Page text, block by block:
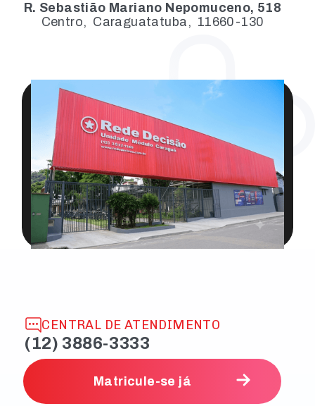
R. Sebastião Mariano Nepomuceno, 518
Centro, Caraguatatuba , 11660-130
CENTRAL DE ATENDIMENTO
(12) 3886-3333
Matricule-se já